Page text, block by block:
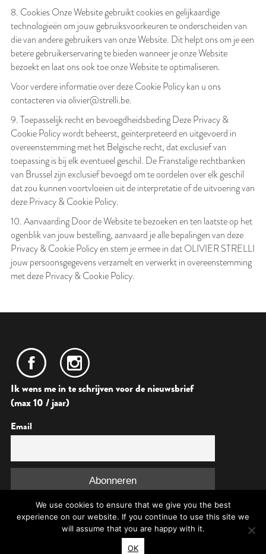
8. Cookies Onze Website gebruikt cookies en gelijkaardige
technologieën om jouw gebruiksvoorkeuren te onderscheiden van
die van andere gebruikers van onze Website. Dit helpt ons om je een
betere gebruikerservaring te bieden wanneer je onze Website
bezoekt en laat ons ook toe onze Website te optimaliseren.
Voor verdere informatie over deze Cookie Policy kan u ons
contacteren via olivier@strelli.be.
9. Toepasselijk recht en bevoegdheidsbeding Deze Privacy &
Cookie Policy wordt beheerst, geïnterpreteerd en uitgevoerd in
overeenstemming met het Belgische recht, dat exclusief van
toepassing is bij elk eventueel geschil. De Franstalige rechtbanken
van Brussel zijn exclusief bevoegd om te oordelen over elk geschil
dat zou kunnen voortvloeien uit de interpretatie of de uitvoering van
deze Privacy & Cookie Policy.
10. Aanvaarding Door de Website te bezoeken en ten laatste op het
ogenblik van jouw bestelling, aanvaard je alle bepalingen van deze
Privacy & Cookie Policy en stem je ermee in dat OLIVIER STRELLI
jouw persoonsgegevens verzamelt en verwerkt in overeenstemming
met deze Privacy & Cookie Policy.
Ik wens me in te schrijven voor de nieuwsbrief
(max 10 / jaar)
Email
We use cookies to ensure that we give you the best
experience on our website. If you continue to use this site we
will assume that you are happy with it.
OK